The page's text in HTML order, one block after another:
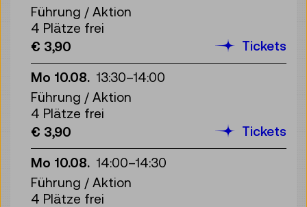
Führung / Aktion
4 Plätze frei
€ 3,90
Tickets
Mo 10.08. 13:30–14:00
Führung / Aktion
4 Plätze frei
€ 3,90
Tickets
Mo 10.08. 14:00–14:30
Führung / Aktion
4 Plätze frei